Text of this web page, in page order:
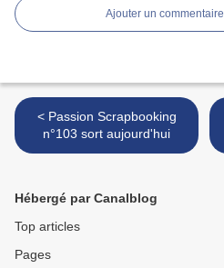
Ajouter un commentaire
< Passion Scrapbooking
n°103 sort aujourd'hui
Hébergé par Canalblog
Top articles
Pages